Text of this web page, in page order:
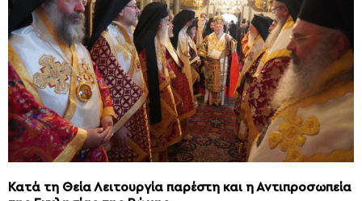
Κατά τη Θεία Λειτουργία παρέστη και η Αντιπροσωπεία